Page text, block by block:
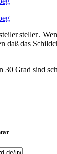
stellen.
daß das
30 Grad sind